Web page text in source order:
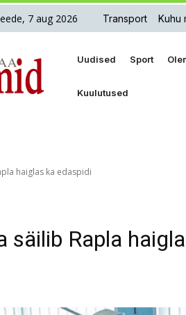
7 aug 2026 Transport Kuhu
Uudised Sport
Kuulutused
haiglas ka edaspidi
säilib Rapla